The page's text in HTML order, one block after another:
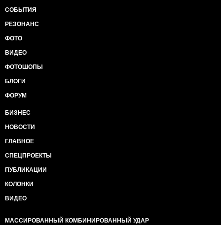
СОБЫТИЯ
РЕЗОНАНС
ФОТО
ВИДЕО
ФОТОШОПЫ
БЛОГИ
ФОРУМ
БИЗНЕС
НОВОСТИ
ГЛАВНОЕ
СПЕЦПРОЕКТЫ
ПУБЛИКАЦИИ
КОЛОНКИ
ВИДЕО
МАССИРОВАННЫЙ КОМБИНИРОВАННЫЙ УДАР